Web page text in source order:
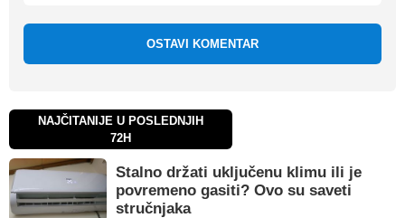
OSTAVI KOMENTAR
NAJČITANIJE U POSLEDNJIH
72H
Stalno držati uključenu klimu ili je
povremeno gasiti? Ovo su saveti
stručnjaka